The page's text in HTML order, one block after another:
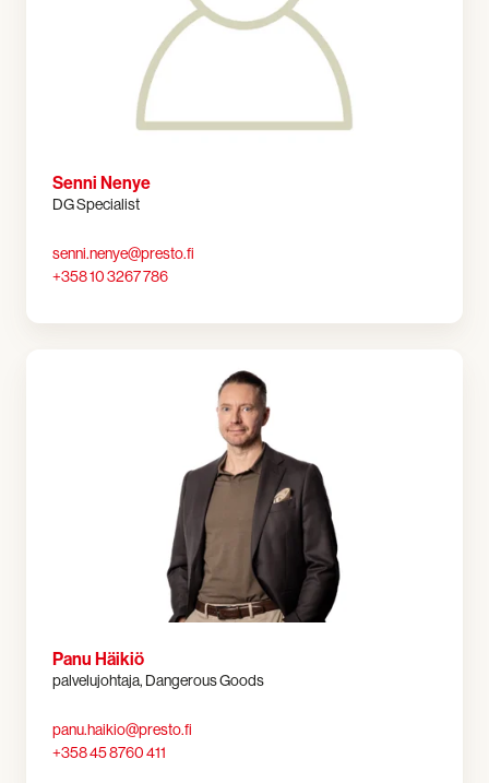
Senni Nenye
DG Specialist
senni.nenye@presto.fi
+358 10 3267 786
Panu Häikiö
palvelujohtaja, Dangerous Goods
panu.haikio@presto.fi
+358 45 8760 411